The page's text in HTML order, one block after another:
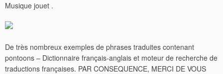
Musique jouet .
De très nombreux exemples de phrases traduites contenant
pontoons – Dictionnaire français-anglais et moteur de recherche de
traductions françaises. PAR CONSEQUENCE, MERCI DE VOUS